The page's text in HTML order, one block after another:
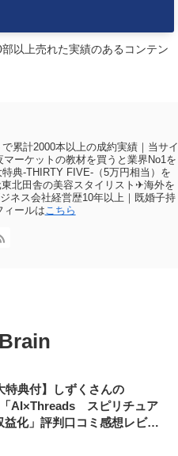
以上売れた実績のあるコンテン
累計2000本以上の成約実績｜当サ
マーケットの教材を買うと業界No1を
典-THIRTY FIVE-（5万円相当）を
北田舎の美容スタイリスト✈海外を
ネス会社経営歴10年以上｜既婚子持
ィールはこちら
特典付】しずくさんの
AI×Threads スピリチュア
益化」評判口コミ感想レビュ